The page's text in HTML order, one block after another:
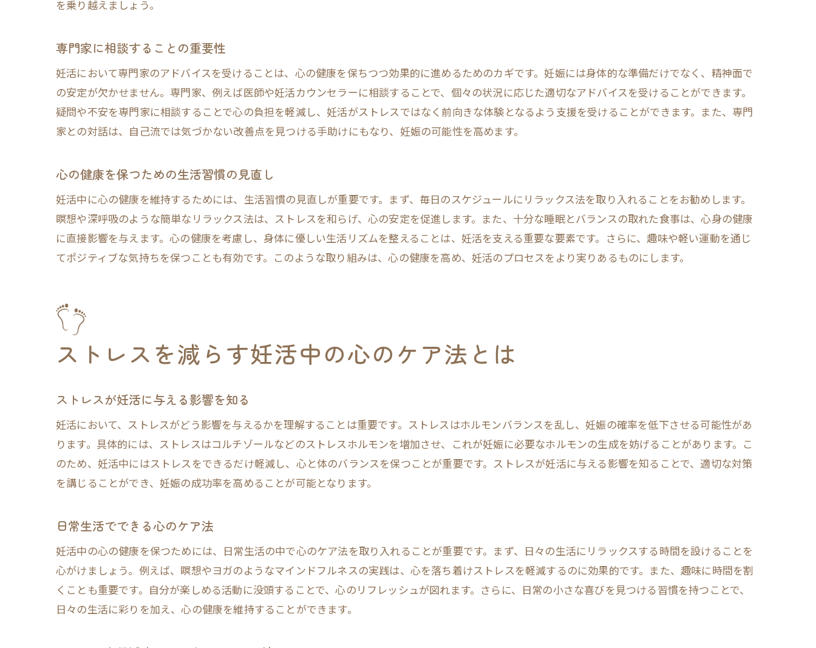
自己肯定感の重要性とその効果
日々の肯定的な思考を促す方法
自己理解を深めるためのジャーナリング
ポジティブな自己イメージの構築
心身のバランスを整える妊活成功への鍵
妊活と心身のバランスの重要性
心と体の状態を見直す方法
心身の調和を保つための日常習慣
自然と調和する妊活中の心の安定の重要性
妊活における自然療法の活用
心の安定を保つための自然環境の利用
自然音がもたらすリラクゼーション効果
自然と共に過ごす時間の意義
を乗り越えましょう。
専門家に相談することの重要性
妊活において専門家のアドバイスを受けることは、心の健康を保ちつつ効果的に進めるためのカギです。妊娠には身体的な準備だけでなく、精神面で
の安定が欠かせません。専門家、例えば医師や妊活カウンセラーに相談することで、個々の状況に応じた適切なアドバイスを受けることができます。
疑問や不安を専門家に相談することで心の負担を軽減し、妊活がストレスではなく前向きな体験となるよう支援を受けることができます。また、専門
家との対話は、自己流では気づかない改善点を見つける手助けにもなり、妊娠の可能性を高めます。
心の健康を保つための生活習慣の見直し
妊活中に心の健康を維持するためには、生活習慣の見直しが重要です。まず、毎日のスケジュールにリラックス法を取り入れることをお勧めします。
瞑想や深呼吸のような簡単なリラックス法は、ストレスを和らげ、心の安定を促進します。また、十分な睡眠とバランスの取れた食事は、心身の健康
に直接影響を与えます。心の健康を考慮し、身体に優しい生活リズムを整えることは、妊活を支える重要な要素です。さらに、趣味や軽い運動を通じ
てポジティブな気持ちを保つことも有効です。このような取り組みは、心の健康を高め、妊活のプロセスをより実りあるものにします。
ストレスを減らす妊活中の心のケア法とは
ストレスが妊活に与える影響を知る
妊活において、ストレスがどう影響を与えるかを理解することは重要です。ストレスはホルモンバランスを乱し、妊娠の確率を低下させる可能性があ
ります。具体的には、ストレスはコルチゾールなどのストレスホルモンを増加させ、これが妊娠に必要なホルモンの生成を妨げることがあります。こ
のため、妊活中にはストレスをできるだけ軽減し、心と体のバランスを保つことが重要です。ストレスが妊活に与える影響を知ることで、適切な対策
を講じることができ、妊娠の成功率を高めることが可能となります。
日常生活でできる心のケア法
妊活中の心の健康を保つためには、日常生活の中で心のケア法を取り入れることが重要です。まず、日々の生活にリラックスする時間を設けることを
心がけましょう。例えば、瞑想やヨガのようなマインドフルネスの実践は、心を落ち着けストレスを軽減するのに効果的です。また、趣味に時間を割
くことも重要です。自分が楽しめる活動に没頭することで、心のリフレッシュが図れます。さらに、日常の小さな喜びを見つける習慣を持つことで、
日々の生活に彩りを加え、心の健康を維持することができます。